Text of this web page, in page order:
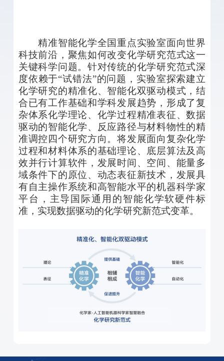
精准智能化学全国重点实验室面向世界
科技前沿，聚焦如何改变化学研究范式这一
关键科学问题。针对传统的化学研究范式深
度依赖于“试错法”的问题，实验室探索建立
化学研究的精准化、智能化双驱动模式，结
合已有工作基础和学科发展趋势，形成了复
杂体系化学理论、化学过程精准表征、数据
驱动的智能化学、反应路径与材料物性的精
准调控四个研究方向。将发展面向复杂化学
过程和材料体系的基础理论、底层算法及高
效并行计算软件，发展时间、空间、能量多
域条件下的原位、动态表征新技术，发展具
有自主操作系统和高智能水平的机器科学家
平台，主导国际通用的智能化学软硬件标
准，实现数据驱动的化学研究新范式变革。